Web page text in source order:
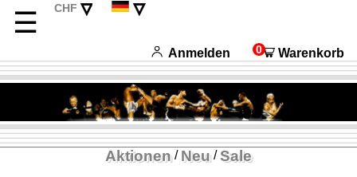
☰ CHF ▿ ▿
Italiano
Español
Anmelden 0 Warenkorb
Aktionen/ Neu/ Sale